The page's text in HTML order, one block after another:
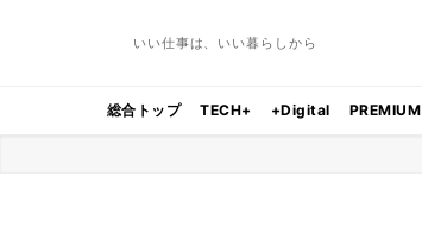
いい仕事は、いい暮らしから
総合トップ TECH+ +Digital PREMIUM